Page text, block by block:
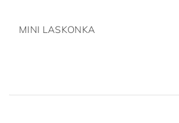
MINI LASKONKA